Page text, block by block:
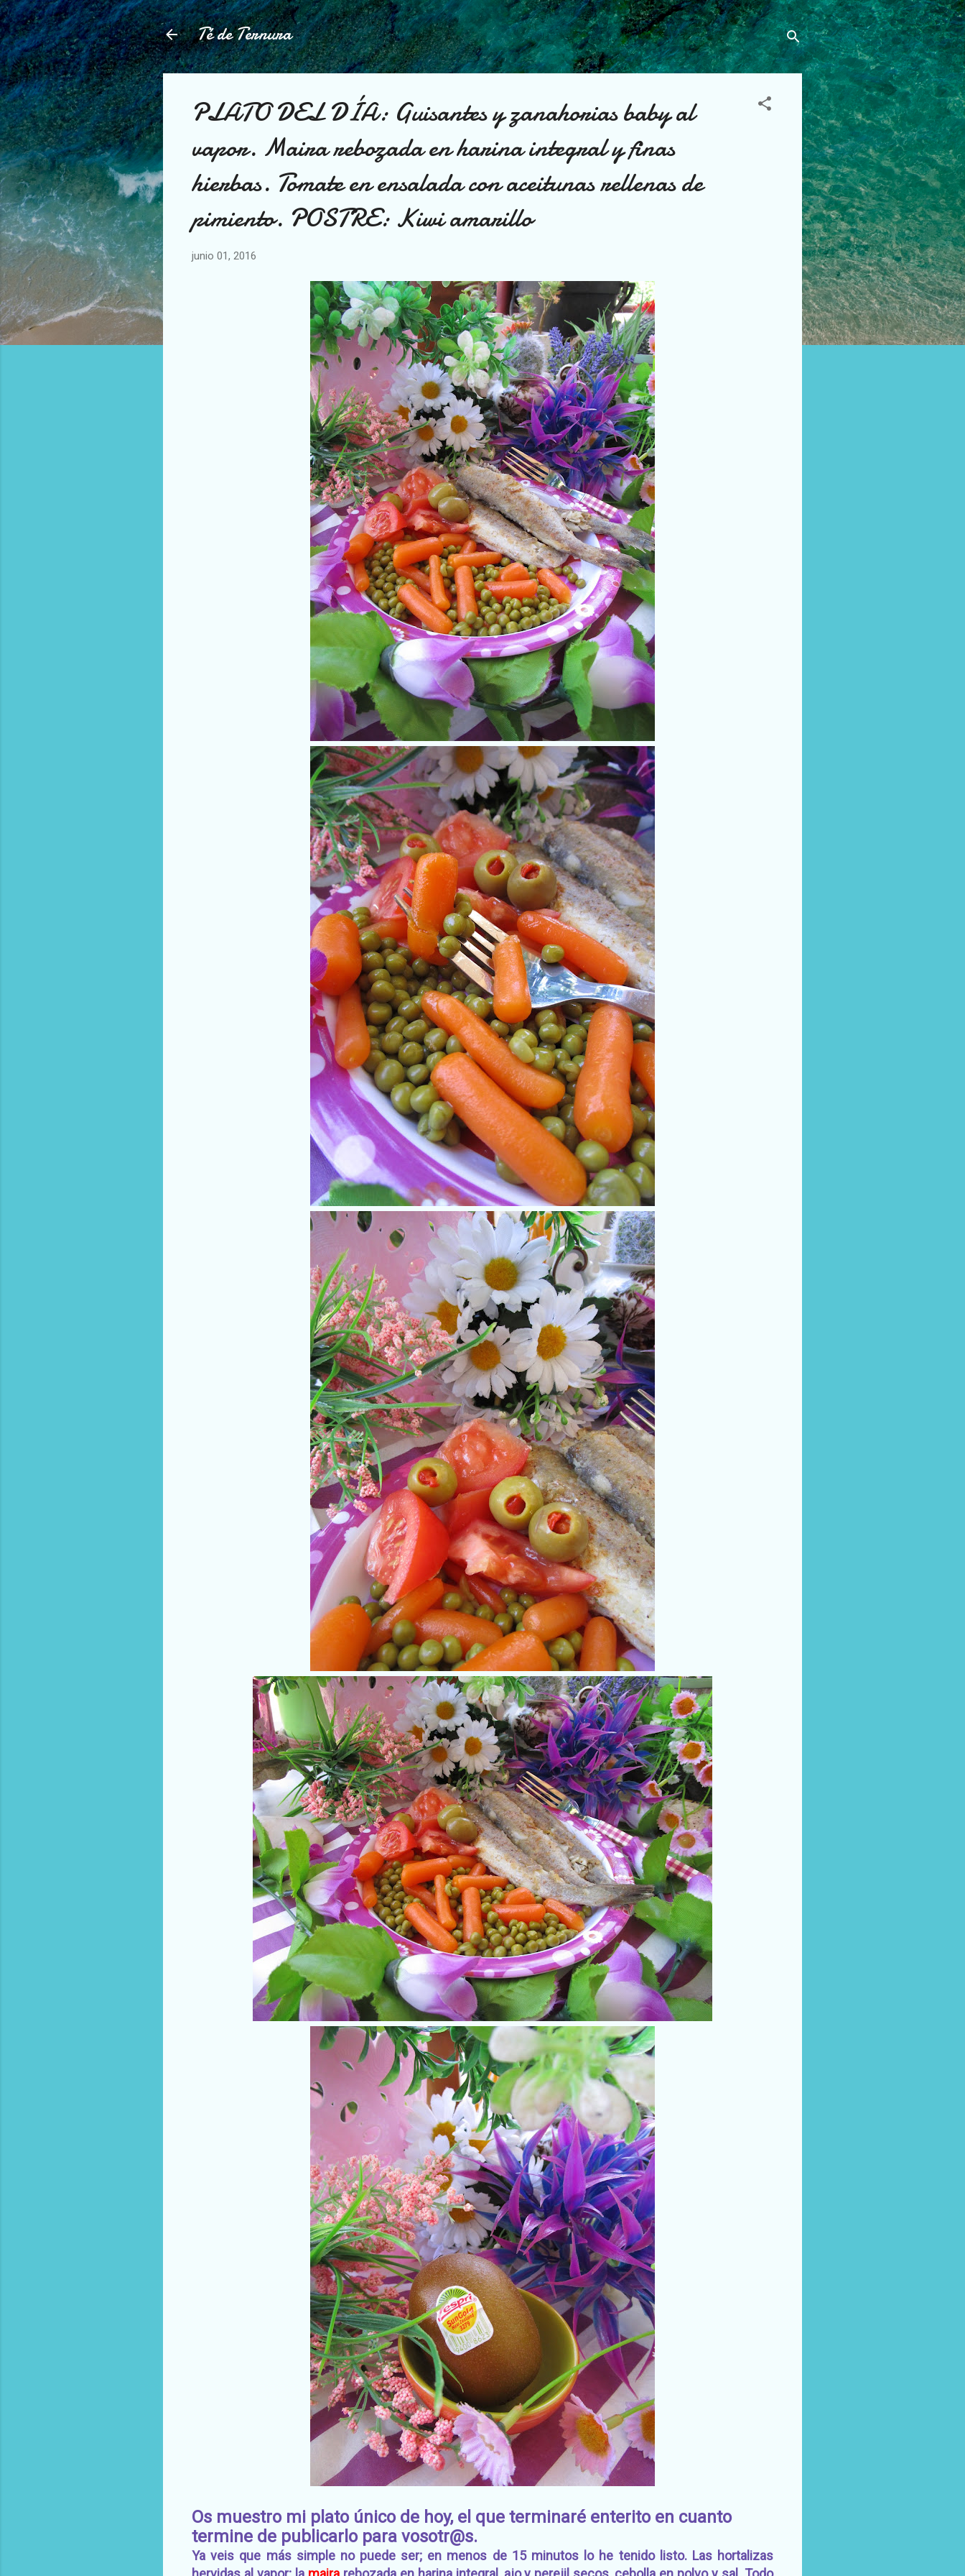
Ir al contenido principal
Té de Ternura
PLATO DEL DÍA: Guisantes y zanahorias baby al
vapor. Maira rebozada en harina integral y finas
hierbas. Tomate en ensalada con aceitunas rellenas de
pimiento. POSTRE: Kiwi amarillo
junio 01, 2016
Os muestro mi plato único de hoy, el que terminaré enterito en cuanto
termine de publicarlo para vosotr@s.
Ya veis que más simple no puede ser; en menos de 15 minutos lo he tenido listo. Las hortalizas